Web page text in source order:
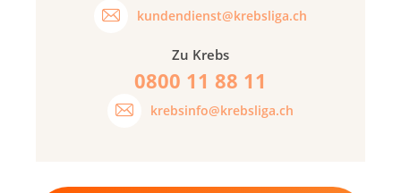
kundendienst@krebsliga.ch
Zu Krebs
0800 11 88 11
krebsinfo@krebsliga.ch